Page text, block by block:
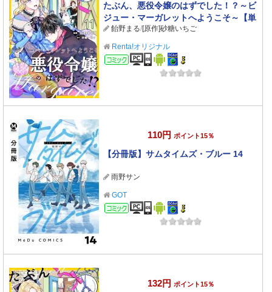
たぶん、悪役令嬢のはずでした！？～ビ
ジュー・マーガレットへようこそ～【単
話】 11
飴野まる/[原作]砂糖いちご
Renta!オリジナル
コミック
110円 ポイント15％
【分冊版】サムタイムズ・ブルー 14
雨野サン
GOT
コミック
132円 ポイント15％